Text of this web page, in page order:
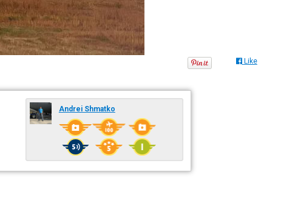
Like
Andrei Shmatko